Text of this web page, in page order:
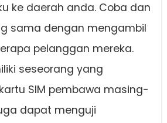
ke daerah anda. Coba dan
sama dengan mengambil
pelanggan mereka.
seseorang yang
SIM pembawa masing-
dapat menguji